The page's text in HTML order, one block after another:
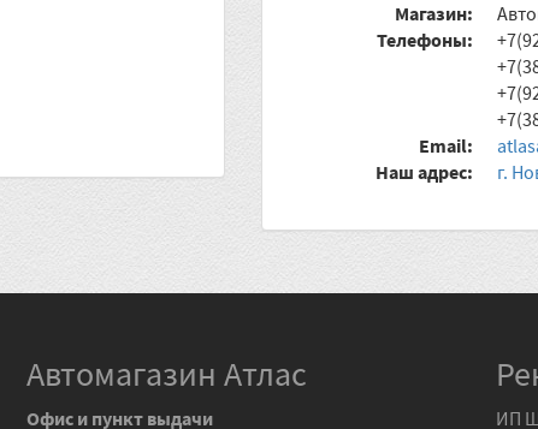
Магазин:
Телефоны:
Email:
Наш адрес:
г.
Автомагазин Атлас
Офис и пункт выдачи ИП